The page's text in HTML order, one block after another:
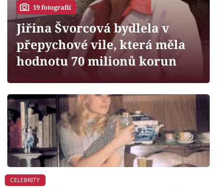
Sledujte prima+
Filmový festival Karlovy Vary
Mámy sobě
Přihlášení
Sledujte nás
19 fotografií
Jiřina Švorcová bydlela v
přepychové vile, která měla
hodnotu 70 milionů korun
CELEBRITY